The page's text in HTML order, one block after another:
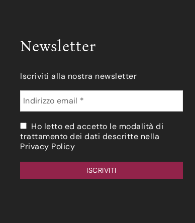
Newsletter
Iscriviti alla nostra newsletter
Ho letto ed accetto le modalità di
trattamento dei dati descritte nella
Privacy Policy